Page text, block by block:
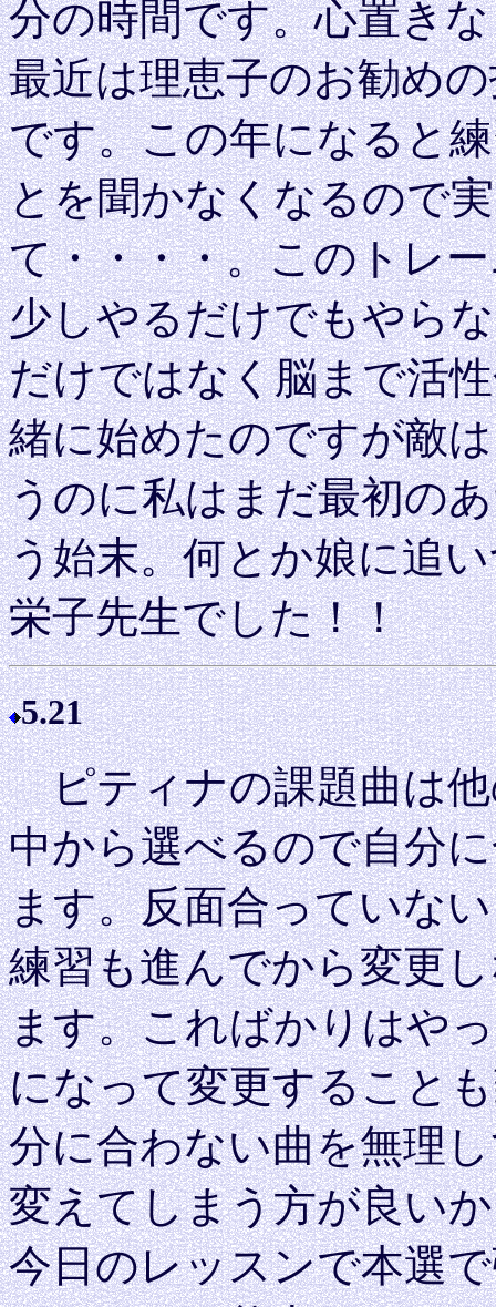
分の時間です。心置き
最近は理恵子のお勧め
です。この年になると
とを聞かなくなるので
て・・・・。このトレ
少しやるだけでもやら
だけではなく脳まで活
緒に始めたのですが敵
うのに私はまだ最初の
う始末。何とか娘に追
栄子先生でした！！
5.21
ピティナの課題曲は他
中から選べるので自分
ます。反面合っていな
練習も進んでから変更
ます。こればかりはや
になって変更すること
分に合わない曲を無理
変えてしまう方が良い
今日のレッスンで本選